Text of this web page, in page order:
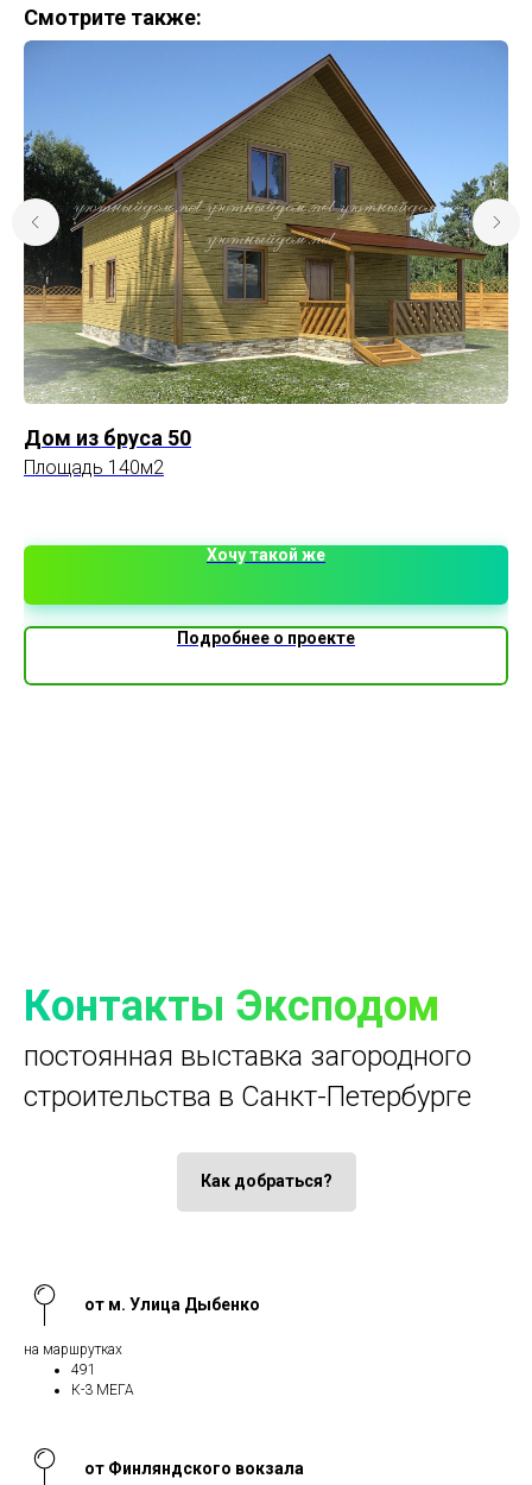
Смотрите также:
Дом из бруса 50
Площадь 140м2
Хочу такой же
Подробнее о проекте
Контакты Эксподом
постоянная выставка загородного
строительства в Санкт-Петербурге
Как добраться?
от м. Улица Дыбенко
на маршрутках
491
К-3 МЕГА
от Финляндского вокзала